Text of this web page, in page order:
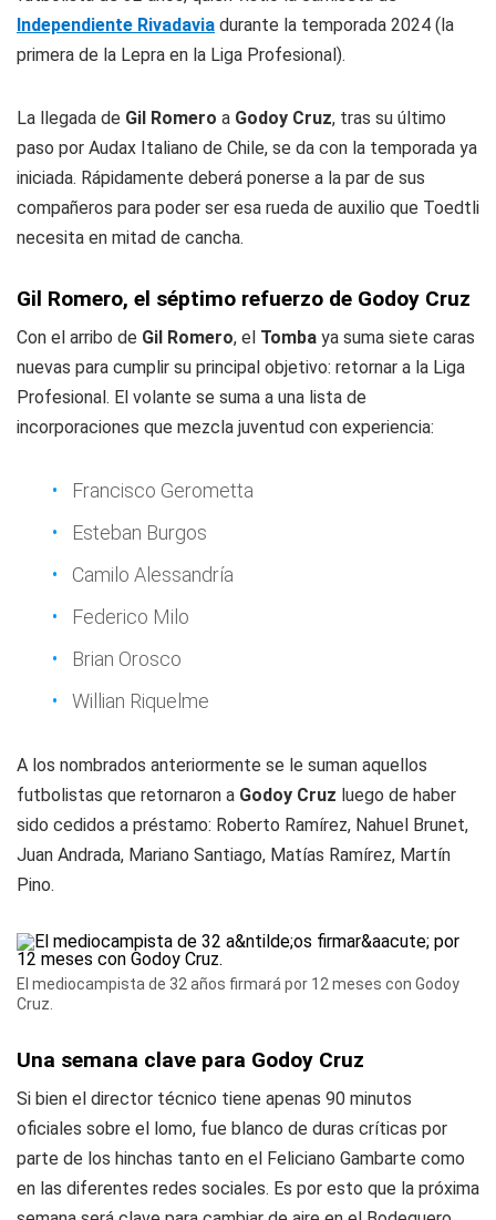
Independiente Rivadavia durante la temporada 2024 (la
primera de la Lepra en la Liga Profesional).
La llegada de Gil Romero a Godoy Cruz, tras su último
paso por Audax Italiano de Chile, se da con la temporada ya
iniciada. Rápidamente deberá ponerse a la par de sus
compañeros para poder ser esa rueda de auxilio que Toedtli
necesita en mitad de cancha.
Gil Romero, el séptimo refuerzo de Godoy Cruz
Con el arribo de Gil Romero, el Tomba ya suma siete caras
nuevas para cumplir su principal objetivo: retornar a la Liga
Profesional. El volante se suma a una lista de
incorporaciones que mezcla juventud con experiencia:
Francisco Gerometta
Esteban Burgos
Camilo Alessandría
Federico Milo
Brian Orosco
Willian Riquelme
A los nombrados anteriormente se le suman aquellos
futbolistas que retornaron a Godoy Cruz luego de haber
sido cedidos a préstamo: Roberto Ramírez, Nahuel Brunet,
Juan Andrada, Mariano Santiago, Matías Ramírez, Martín
Pino.
El mediocampista de 32 años firmará por 12 meses con Godoy
Cruz.
Una semana clave para Godoy Cruz
Si bien el director técnico tiene apenas 90 minutos
oficiales sobre el lomo, fue blanco de duras críticas por
parte de los hinchas tanto en el Feliciano Gambarte como
en las diferentes redes sociales. Es por esto que la próxima